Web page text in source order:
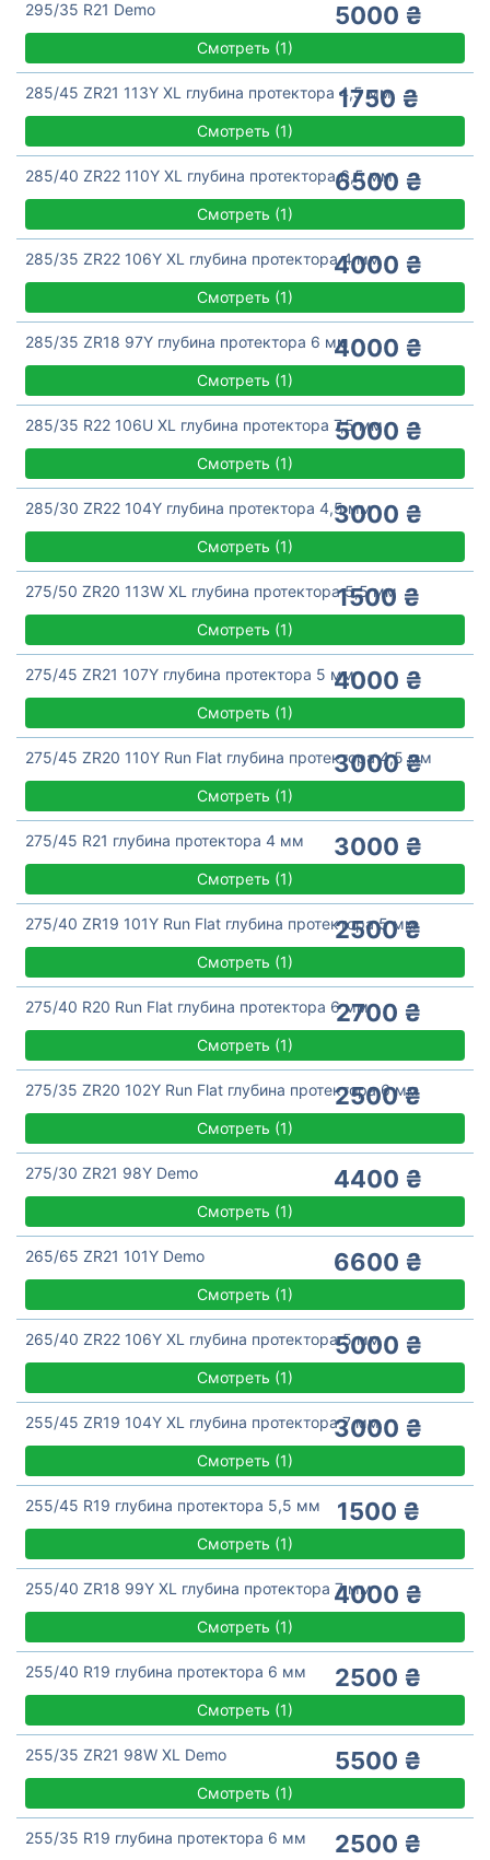
295/35 R21 Demo 5000 ₴
Смотреть (1)
285/45 ZR21 113Y XL глубина протектора 4,5 мм
1750 ₴
Смотреть (1)
285/40 ZR22 110Y XL глубина протектора 6,5 мм
6500 ₴
Смотреть (1)
285/35 ZR22 106Y XL глубина протектора 4 мм
4000 ₴
Смотреть (1)
285/35 ZR18 97Y глубина протектора 6 мм4000 ₴
Смотреть (1)
285/35 R22 106U XL глубина протектора 7,5 мм
5000 ₴
Смотреть (1)
285/30 ZR22 104Y глубина протектора 4,5 мм3000 ₴
Смотреть (1)
275/50 ZR20 113W XL глубина протектора 5,5 мм
1500 ₴
Смотреть (1)
275/45 ZR21 107Y глубина протектора 5 мм4000 ₴
Смотреть (1)
275/45 ZR20 110Y Run Flat глубина протектора 4,5 мм
3000 ₴
Смотреть (1)
275/45 R21 глубина протектора 4 мм 3000 ₴
Смотреть (1)
275/40 ZR19 101Y Run Flat глубина протектора 5 мм
2500 ₴
Смотреть (1)
275/40 R20 Run Flat глубина протектора 6 мм2700 ₴
Смотреть (1)
275/35 ZR20 102Y Run Flat глубина протектора 6 мм
2500 ₴
Смотреть (1)
275/30 ZR21 98Y Demo 4400 ₴
Смотреть (1)
265/65 ZR21 101Y Demo 6600 ₴
Смотреть (1)
265/40 ZR22 106Y XL глубина протектора 5 мм
5000 ₴
Смотреть (1)
255/45 ZR19 104Y XL глубина протектора 7 мм3000 ₴
Смотреть (1)
255/45 R19 глубина протектора 5,5 мм 1500 ₴
Смотреть (1)
255/40 ZR18 99Y XL глубина протектора 7 мм4000 ₴
Смотреть (1)
255/40 R19 глубина протектора 6 мм 2500 ₴
Смотреть (1)
255/35 ZR21 98W XL Demo 5500 ₴
Смотреть (1)
255/35 R19 глубина протектора 6 мм 2500 ₴